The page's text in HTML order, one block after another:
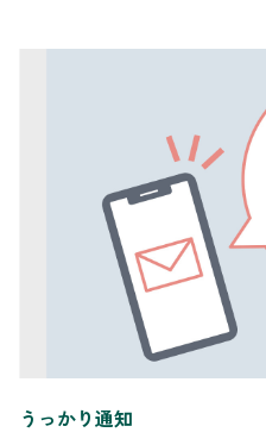
うっかり通知